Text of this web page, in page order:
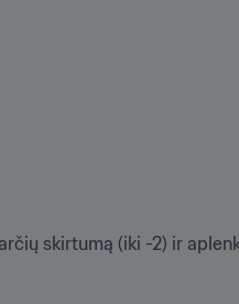
skirtumą (iki -2) ir